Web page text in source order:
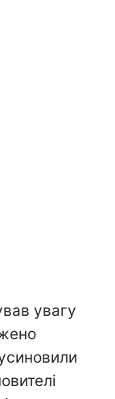
увагу